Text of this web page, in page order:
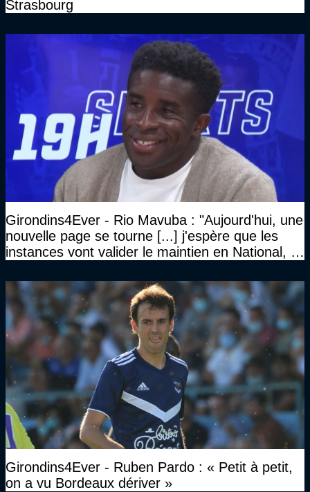
Strasbourg
Girondins4Ever - Rio Mavuba : "Aujourd'hui, une
nouvelle page se tourne [...] j'espère que les
instances vont valider le maintien en National, et
haut niveau"
Girondins4Ever - Ruben Pardo : « Petit à petit,
on a vu Bordeaux dériver »